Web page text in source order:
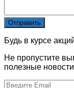
Будь в курсе
Не пропустите
полезные